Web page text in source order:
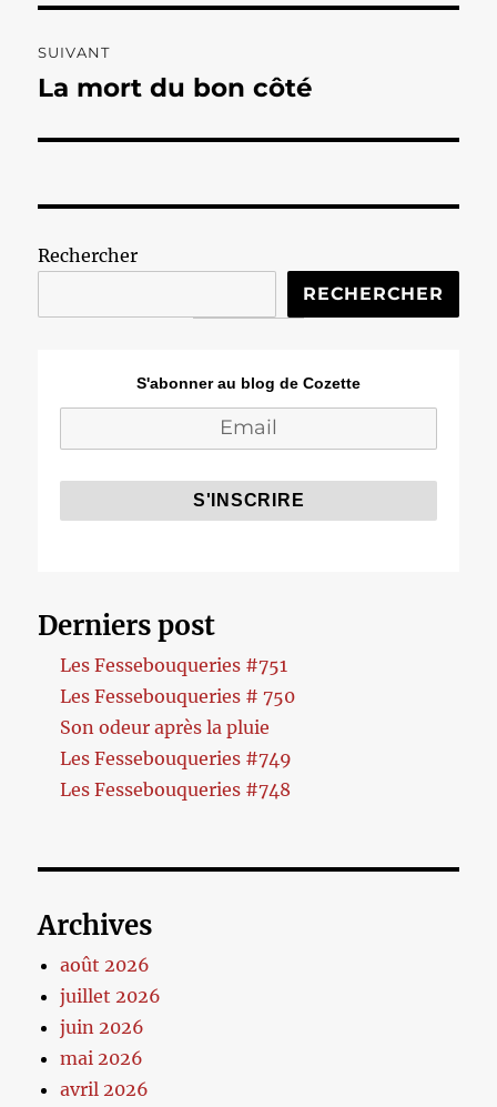
SUIVANT
Publication
La mort du bon côté
Rechercher
RECHERCHER
S'abonner au blog de Cozette
Derniers post
Les Fessebouqueries #751
Les Fessebouqueries # 750
Son odeur après la pluie
Les Fessebouqueries #749
Les Fessebouqueries #748
Archives
août 2026
juillet 2026
juin 2026
mai 2026
avril 2026